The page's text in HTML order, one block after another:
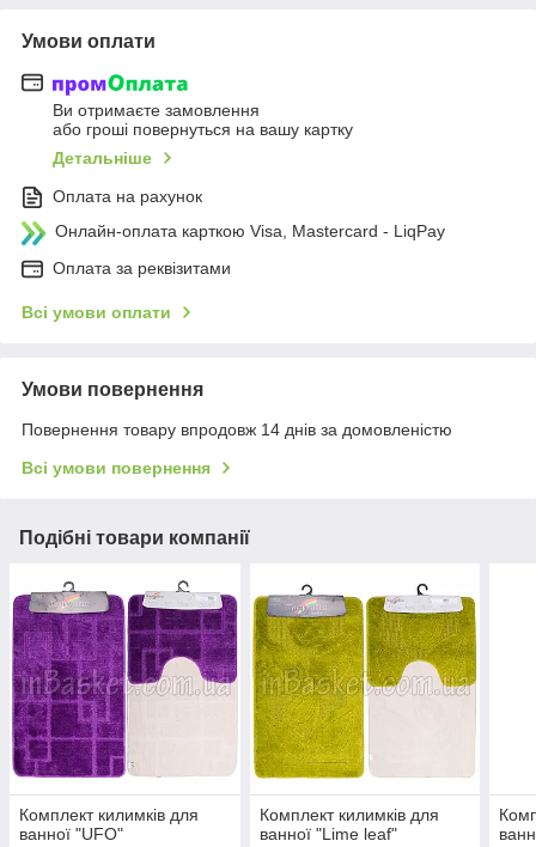
Умови оплати
Ви отримаєте замовлення
або гроші повернуться на вашу картку
Детальніше
Оплата на рахунок
Онлайн-оплата карткою Visa, Mastercard - LiqPay
Оплата за реквізитами
Всі умови оплати
Умови повернення
Повернення товару впродовж 14 днів за домовленістю
Всі умови повернення
Подібні товари компанії
Комплект килимків для
ванної "UFO"
Комплект килимків для
ванної "Lime leaf"